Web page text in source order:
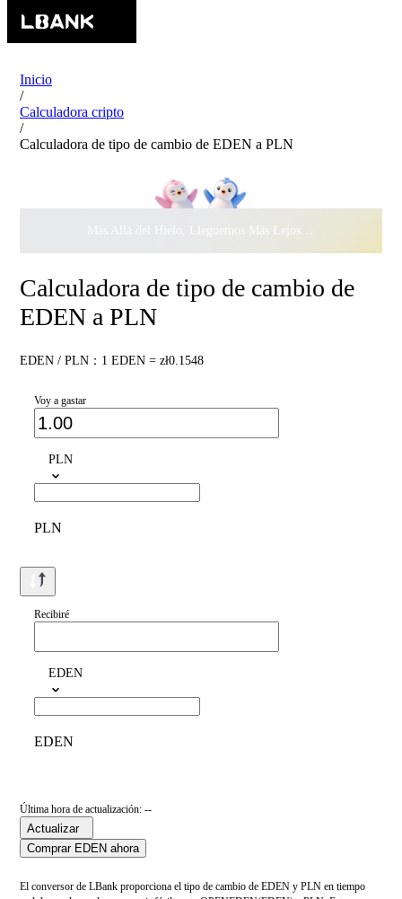
Inicio
/
Calculadora cripto
/
Calculadora de tipo de cambio de EDEN a PLN
Más Allá del Hielo, Lleguemos Más Lejos Juntos ·
Calculadora de tipo de cambio de
EDEN a PLN
EDEN / PLN：1 EDEN = zł0.1548
Voy a gastar
PLN
PLN
Recibiré
EDEN
EDEN
Última hora de actualización: --
Actualizar
Comprar EDEN ahora
El conversor de LBank proporciona el tipo de cambio de EDEN y PLN en tiempo